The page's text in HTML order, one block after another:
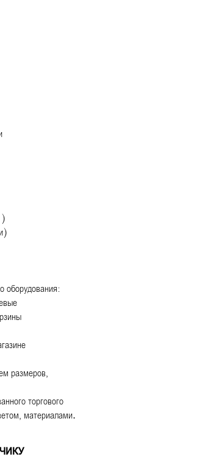
)
оборудования:
размеров,
торгового
материалами.